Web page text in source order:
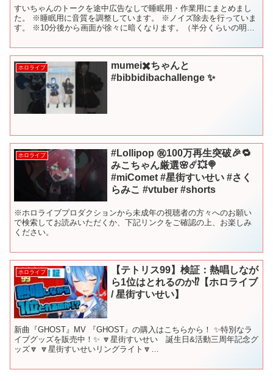
すいちゃんのトークを途中広告なしで睡眠用・作業用にまとめまし
た。 ※睡眠用に音質を調整しています。 ※ノイズ除去を行っていま
す。 ※10分後から画面が徐々に暗くなります。（半分くらいの明る
ホロライブ
mumei✖️ちゃんと
#bibbidibachallenge ✨
ホロライブ
#Lollipop ㊗️100万再生突破🎉🔁
みこちゃん厳選🌸☄️💥🍭
#miComet #星街すいせい #さく
らみこ #vtuber #shorts
※ホロライブプロダクションから未成年の視聴者の方々へのお願い
で検索してお読みいただくか、下記リンクをご確認の上、お楽しみ
ください。
ホロライブ
【テトリス99】検証：熱唱しなが
ら1位はとれるのか⁉【ホロライブ
/ 星街すいせい】
新曲『GHOST』MV 『GHOST』の購入はこちらから！ ✨特別なラ
イブグッズを販売中！✨ 🔽星街すいせい 誕生日&活動三周年記念グ
ッズ🔽 🔽星街すいせいリングライト🔽